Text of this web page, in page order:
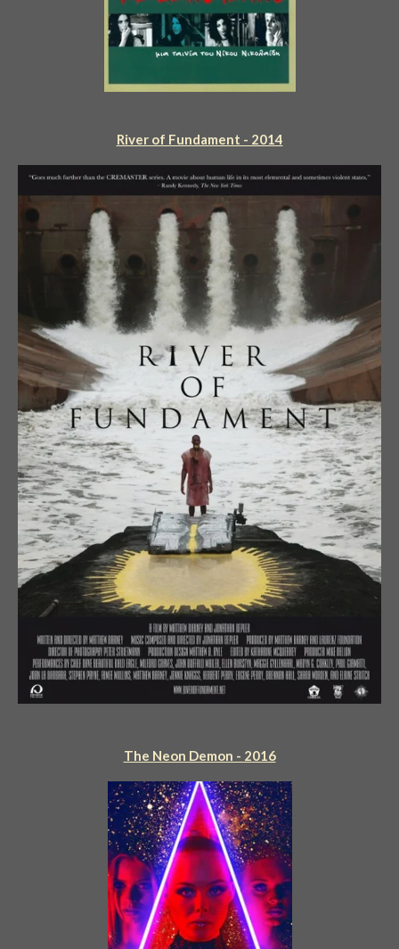
River of Fundament - 2014
The Neon Demon - 2016